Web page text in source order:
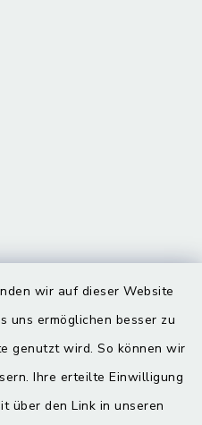
wir auf dieser Website
uns ermöglichen besser zu
genutzt wird. So können wir
Ihre erteilte Einwilligung
über den Link in unseren